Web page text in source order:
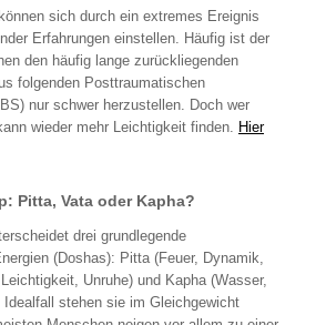
sich durch ein extremes Ereignis
Erfahrungen einstellen. Häufig ist der
den häufig lange zurückliegenden
folgenden Posttraumatischen
nur schwer herzustellen. Doch wer
wieder mehr Leichtigkeit finden. Hier
Pitta, Vata oder Kapha?
drei grundlegende
(Doshas): Pitta (Feuer, Dynamik,
Unruhe) und Kapha (Wasser,
stehen sie im Gleichgewicht